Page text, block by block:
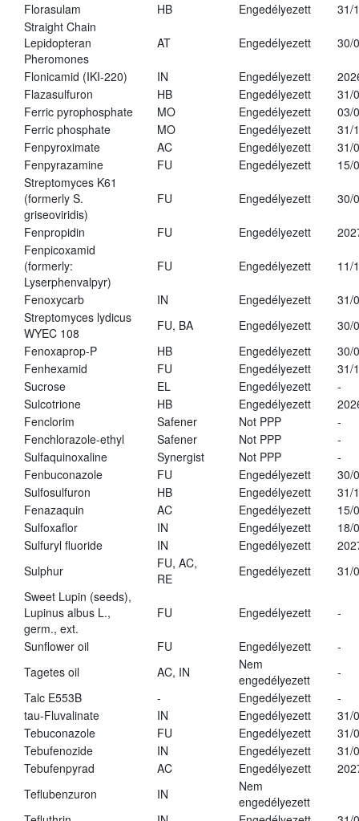
Florasulam
HB Engedélyezett
31/
Straight Chain
Lepidopteran
Pheromones
AT Engedélyezett 30/
Flonicamid (IKI-220) IN Engedélyezett
Flazasulfuron
HB Engedélyezett
31/
Ferric pyrophosphate
MO Engedélyezett
03/
Ferric phosphate
MO Engedélyezett
31/
Fenpyroximate
AC Engedélyezett
31/
Fenpyrazamine
FU Engedélyezett
15/
Streptomyces K61
(formerly S.
griseoviridis)
FU Engedélyezett 30/
Fenpropidin FU Engedélyezett
Fenpicoxamid
(formerly:
Lyserphenvalpyr)
FU Engedélyezett 11/
Fenoxycarb IN Engedélyezett
31/
Streptomyces lydicus
WYEC 108
FU, BA Engedélyezett
30/
Fenoxaprop-P
HB Engedélyezett
30/
Fenhexamid
FU Engedélyezett
31/
Sucrose
EL Engedélyezett
-
Sulcotrione
HB Engedélyezett
Fenclorim
Safener Not PPP
-
Fenchlorazole-ethyl
Safener Not PPP
-
Sulfaquinoxaline
Synergist Not PPP
-
Fenbuconazole
FU Engedélyezett
30/
Sulfosulfuron
HB Engedélyezett
31/
Fenazaquin
AC Engedélyezett
15/
Sulfoxaflor
IN Engedélyezett
18/
Sulfuryl fluoride
IN Engedélyezett
Sulphur
FU, AC,
RE
Engedélyezett
31/
Sweet Lupin (seeds),
Lupinus albus L.,
germ., ext.
FU Engedélyezett -
Sunflower oil FU Engedélyezett
-
Tagetes oil
AC, IN
Nem
engedélyezett
-
Talc E553B
- Engedélyezett
-
tau-Fluvalinate
IN Engedélyezett
31/
Tebuconazole
FU Engedélyezett
31/
Tebufenozide
IN Engedélyezett
31/
Tebufenpyrad
AC Engedélyezett
Teflubenzuron
IN
Nem
engedélyezett